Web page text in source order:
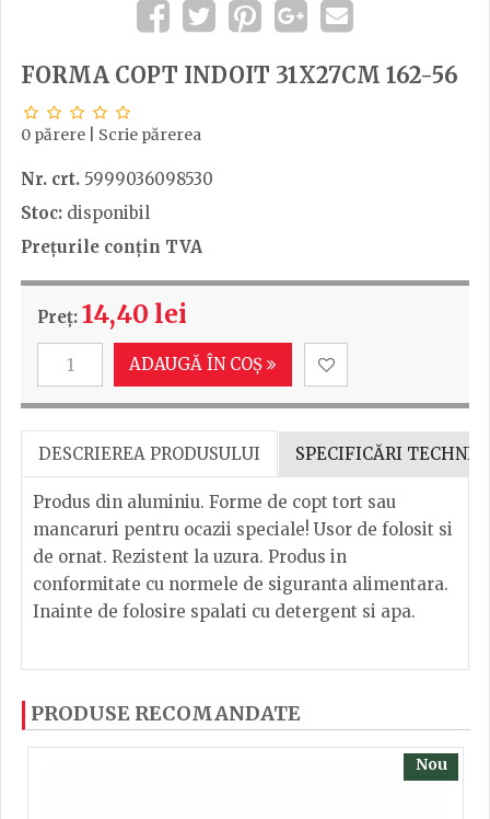
FORMA COPT INDOIT 31X27CM 162-56
0 părere Scrie părerea
Nr. crt. 5999036098530
Stoc: disponibil
Prețurile conțin TVA
Preț: 14,40 lei
ADAUGĂ ÎN COȘ
DESCRIEREA PRODUSULUI SPECIFICĂRI
Produs din aluminiu. Forme de copt tort sau
mancaruri pentru ocazii speciale! Usor de folosit si
de ornat. Rezistent la uzura. Produs in
conformitate cu normele de siguranta alimentara.
Inainte de folosire spalati cu detergent si apa.
cu ajutorul steluțelor, și scrieți părerea dvs. Pentru
a putea să scrieți părerea trebuie să fiți înregistrat.
PRODUSE RECOMANDATE
Nou